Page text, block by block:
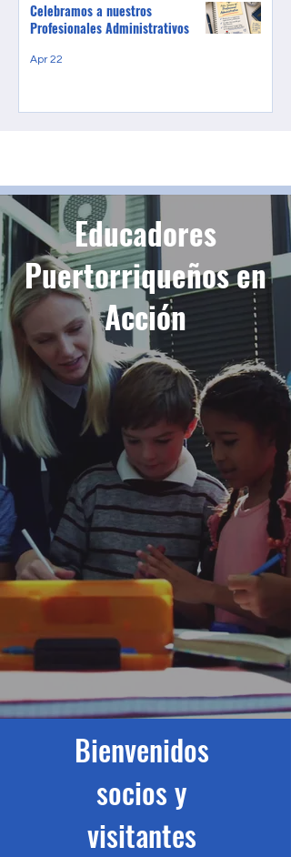
Celebramos a nuestros
Profesionales Administrativos
Apr 22
Educadores
Puertorriqueños en
Acción
Bienvenidos
socios y
visitantes